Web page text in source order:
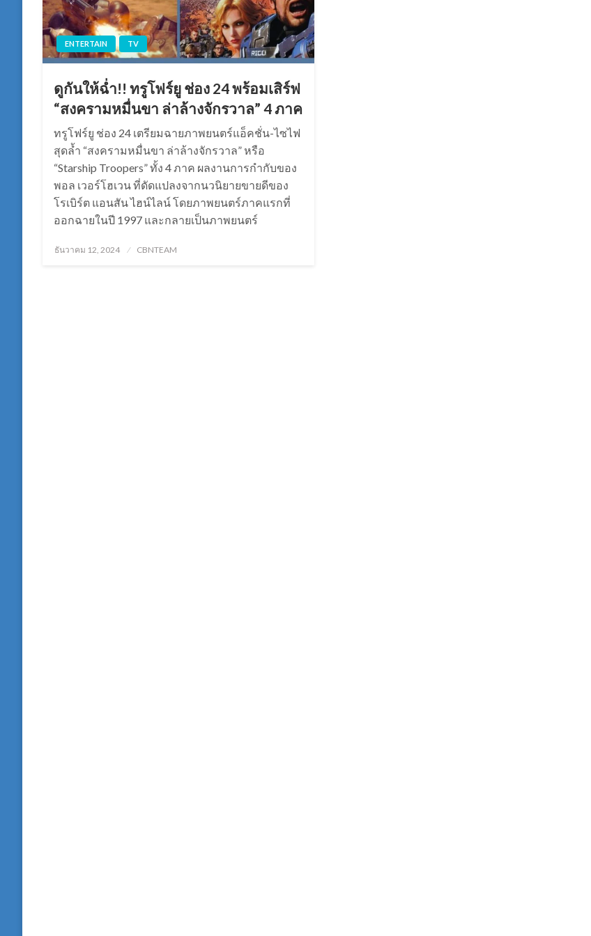
ENTERTAIN TV
ดูกันให้ฉ่ำ!! ทรูโฟร์ยู ช่อง 24 พร้อมเสิร์ฟ
“สงครามหมื่นขา ล่าล้างจักรวาล” 4 ภาค
ทรูโฟร์ยู ช่อง 24 เตรียมฉายภาพยนตร์แอ็คชั่น-ไซไฟ
สุดล้ำ “สงครามหมื่นขา ล่าล้างจักรวาล” หรือ
“Starship Troopers” ทั้ง 4 ภาค ผลงานการกำกับของ
พอล เวอร์โฮเวน ที่ดัดแปลงจากนวนิยายขายดีของ
โรเบิร์ต แอนสัน ไฮน์ไลน์ โดยภาพยนตร์ภาคแรกที่
ออกฉายในปี 1997 และกลายเป็นภาพยนตร์
Posted
ธันวาคม 12, 2024 CBNTEAM